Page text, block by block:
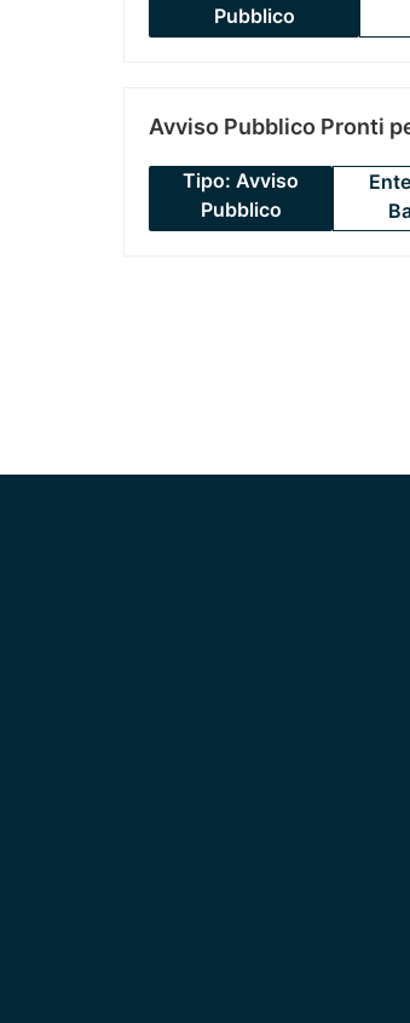
Pubblico
Avviso Pubblico Pronti
Tipo: Avviso
Pubblico